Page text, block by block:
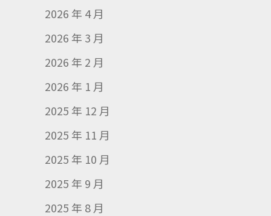
2026 年 4 月
2026 年 3 月
2026 年 2 月
2026 年 1 月
2025 年 12 月
2025 年 11 月
2025 年 10 月
2025 年 9 月
2025 年 8 月